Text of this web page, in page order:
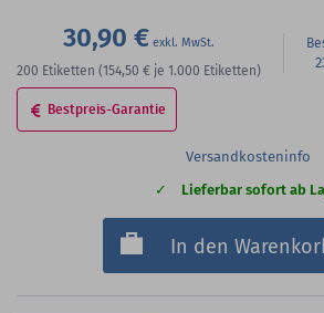
30,90 €
200 Etiketten (154,50 € je 1.000 Etiketten)
Bestpreis-Garantie
Versandkosteninfo
Lieferbar sofort ab
In den